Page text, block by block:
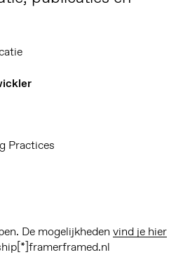
Practices
De mogelijkheden vind je hier